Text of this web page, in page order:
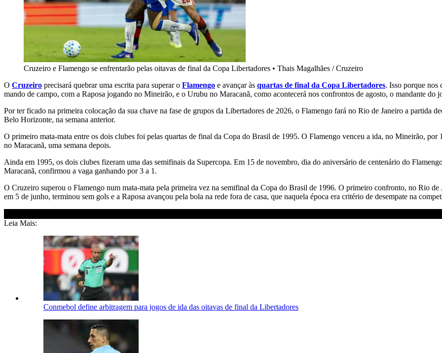
Cruzeiro e Flamengo se enfrentarão pelas oitavas de final da Copa Libertadores • Thais Magalhães / Cruzeiro
O Cruzeiro precisará quebrar uma escrita para superar o Flamengo e avançar às quartas de final da Copa Libertadores. Isso porque nos
mando de campo, com a Raposa jogando no Mineirão, e o Urubu no Maracanã, como acontecerá nos confrontos de agosto, o mandante do
Por ter ficado na primeira colocação da sua chave na fase de grupos da Libertadores de 2026, o Flamengo fará no Rio de Janeiro a partida
Belo Horizonte, na semana anterior.
O primeiro mata-mata entre os dois clubes foi pelas quartas de final da Copa do Brasil de 1995. O Flamengo venceu a ida, no Mineirão, por
no Maracanã, uma semana depois.
Ainda em 1995, os dois clubes fizeram uma das semifinais da Supercopa. Em 15 de novembro, dia do aniversário de centenário do
Maracanã, confirmou a vaga ganhando por 3 a 1.
O Cruzeiro superou o Flamengo num mata-mata pela primeira vez na semifinal da Copa do Brasil de 1996. O primeiro confronto, no Rio
em 5 de junho, terminou sem gols e a Raposa avançou pela bola na rede fora de casa, que naquela época era critério de desempate na
Leia Mais:
Conmebol define arbitragem para jogos de ida das oitavas de final da Libertadores